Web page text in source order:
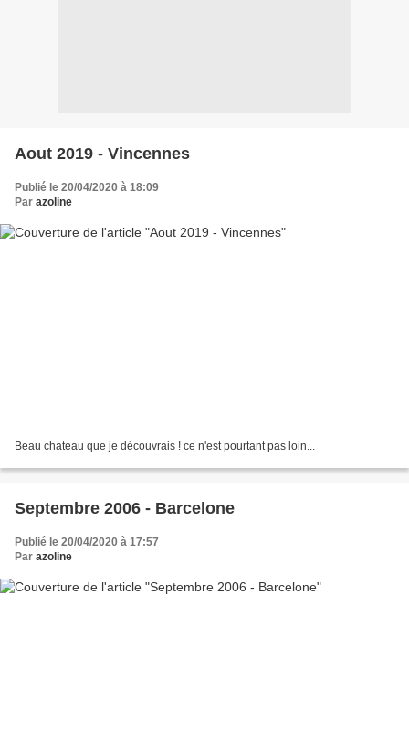
Aout 2019 - Vincennes
Publié le 20/04/2020 à 18:09
Par azoline
Beau chateau que je découvrais ! ce n'est pourtant pas loin...
Septembre 2006 - Barcelone
Publié le 20/04/2020 à 17:57
Par azoline